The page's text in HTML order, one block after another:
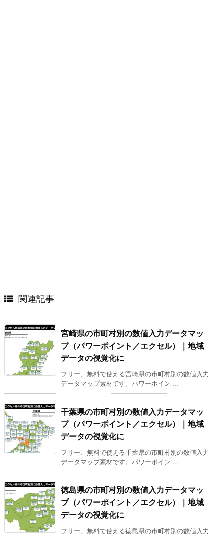
 関連記事
宮崎県の市町村別の数値入力データマッ
プ（パワーポイント／エクセル）｜地域
データの視覚化に
フリー、無料で使える宮崎県の市町村別の数値入力
データマップ素材です。パワーポイン ...
千葉県の市町村別の数値入力データマッ
プ（パワーポイント／エクセル）｜地域
データの視覚化に
フリー、無料で使える千葉県の市町村別の数値入力
データマップ素材です。パワーポイン ...
徳島県の市町村別の数値入力データマッ
プ（パワーポイント／エクセル）｜地域
データの視覚化に
フリー、無料で使える徳島県の市町村別の数値入力